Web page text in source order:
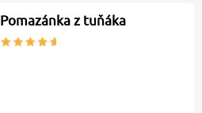
Pomazánka z tuňáka